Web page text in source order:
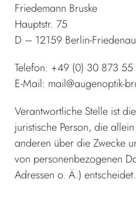
Friedemann Bruske
Hauptstr. 75
D – 12159 Berlin-Friedenau
Telefon: +49 (0) 30 873
E-Mail: mail@augenoptik-
Verantwortliche Stelle ist
juristische Person, die
anderen über die Zwecke
von personenbezogenen
Adressen o. Ä.) entscheidet.